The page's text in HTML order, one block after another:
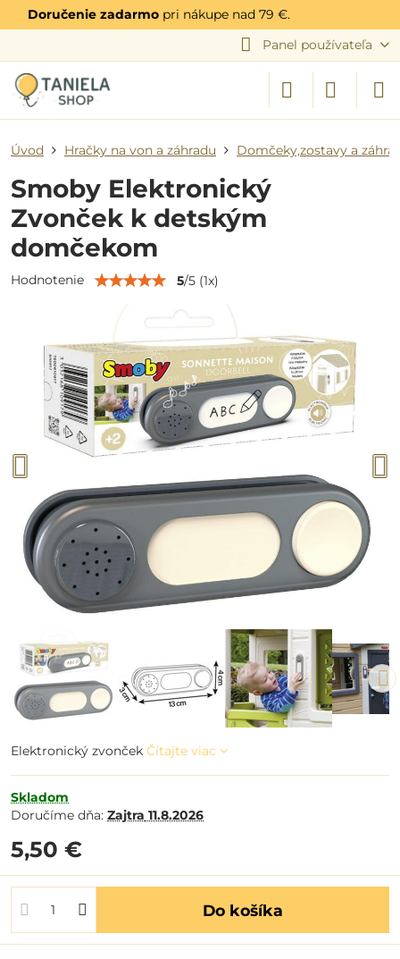
Doručenie zadarmo pri nákupe nad 79 €.
Panel používateľa
Úvod Hračky na von a záhradu Domčeky,zostavy a
Smoby Elektronický
Zvonček k detským
domčekom
Hodnotenie 5/5 (1x)
Elektronický zvonček Čítajte viac
Skladom
Doručíme dňa: Zajtra 11.8.2026
5,50 €
Do košíka